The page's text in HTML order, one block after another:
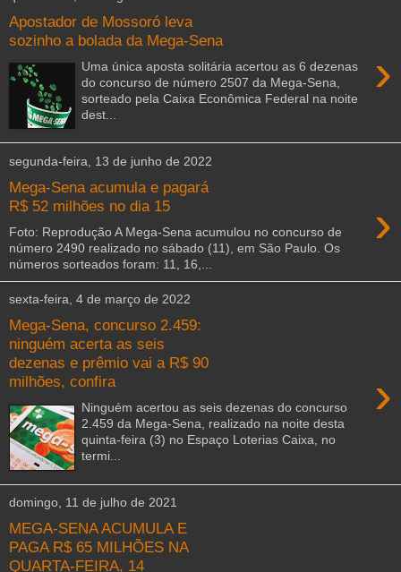
Apostador de Mossoró leva
sozinho a bolada da Mega-Sena
›
Uma única aposta solitária acertou as 6 dezenas
do concurso de número 2507 da Mega-Sena,
sorteado pela Caixa Econômica Federal na noite
dest...
segunda-feira, 13 de junho de 2022
Mega-Sena acumula e pagará
R$ 52 milhões no dia 15
›
Foto: Reprodução A Mega-Sena acumulou no concurso de
número 2490 realizado no sábado (11), em São Paulo. Os
números sorteados foram: 11, 16,...
sexta-feira, 4 de março de 2022
Mega-Sena, concurso 2.459:
ninguém acerta as seis
dezenas e prêmio vai a R$ 90
milhões, confira
›
Ninguém acertou as seis dezenas do concurso
2.459 da Mega-Sena, realizado na noite desta
quinta-feira (3) no Espaço Loterias Caixa, no
termi...
domingo, 11 de julho de 2021
MEGA-SENA ACUMULA E
PAGA R$ 65 MILHÕES NA
QUARTA-FEIRA, 14